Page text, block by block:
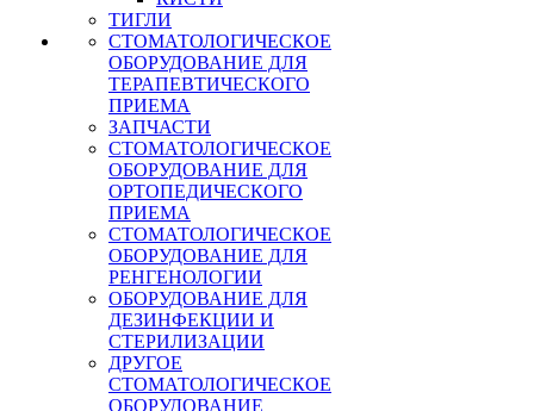
ТИГЛИ
СТОМАТОЛОГИЧЕСКОЕ
ОБОРУДОВАНИЕ ДЛЯ
ТЕРАПЕВТИЧЕСКОГО
ПРИЕМА
ЗАПЧАСТИ
СТОМАТОЛОГИЧЕСКОЕ
ОБОРУДОВАНИЕ ДЛЯ
ОРТОПЕДИЧЕСКОГО
ПРИЕМА
СТОМАТОЛОГИЧЕСКОЕ
ОБОРУДОВАНИЕ ДЛЯ
РЕНГЕНОЛОГИИ
ОБОРУДОВАНИЕ ДЛЯ
ДЕЗИНФЕКЦИИ И
СТЕРИЛИЗАЦИИ
ДРУГОЕ
СТОМАТОЛОГИЧЕСКОЕ
ОБОРУДОВАНИЕ